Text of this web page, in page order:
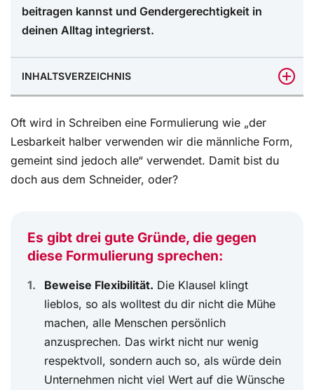
beitragen kannst und Gendergerechtigkeit in
deinen Alltag integrierst.
INHALTSVERZEICHNIS
Sprache
Diverse Anreden: 6 Tipps für Ihren Büroalltag
Fazit: Genderneutrale Anrede – auf Individual- und
Unternehmensebene
Oft wird in Schreiben eine Formulierung wie „der
Lesbarkeit halber verwenden wir die männliche Form,
gemeint sind jedoch alle“ verwendet. Damit bist du
doch aus dem Schneider, oder?
Es gibt drei gute Gründe, die gegen
diese Formulierung sprechen:
Beweise Flexibilität. Die Klausel klingt
lieblos, so als wolltest du dir nicht die Mühe
machen, alle Menschen persönlich
anzusprechen. Das wirkt nicht nur wenig
respektvoll, sondern auch so, als würde dein
Unternehmen nicht viel Wert auf die Wünsche